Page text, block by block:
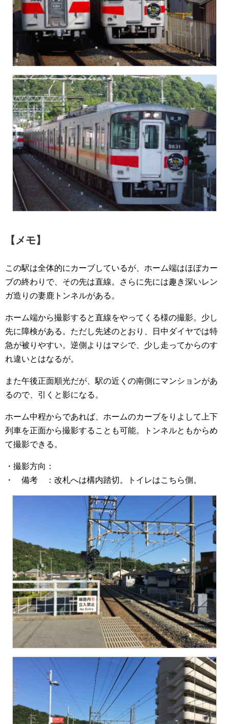
【メモ】
この駅は全体的にカーブしているが、ホーム端はほぼカー
ブの終わりで、その先は直線。さらに先には趣き深いレン
ガ造りの妻鹿トンネルがある。
ホーム端から撮影すると直線をやってくる様の撮影。少し
先に障検がある。ただし先述のとおり、日中ダイヤでは特
急が被りやすい。逆側よりはマシで、少し走ってからのす
れ違いとはなるが。
また午後正面順光だが、駅の近くの南側にマンションがあ
るので、引くと影になる。
ホーム中程からであれば、ホームのカーブをりよして上下
列車を正面から撮影することも可能。トンネルともからめ
て撮影できる。
・撮影方向：
・ 備考 ：改札へは構内踏切。トイレはこちら側。